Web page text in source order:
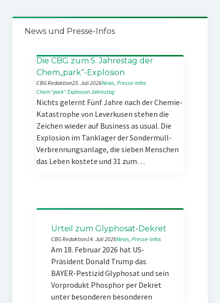
News und Presse-Infos
Die CBG zum 5. Jahrestag der
Chem„park“-Explosion
CBG Redaktion25. Juli 2026News, Presse-Infos
Chem“park“ExplosionJahrestag
Nichts gelernt Fünf Jahre nach der Chemie-
Katastrophe von Leverkusen stehen die
Zeichen wieder auf Business as usual. Die
Explosion im Tanklager der Sondermüll-
Verbrennungsanlage, die sieben Menschen
das Leben kostete und 31 zum…
Urteil zum Glyphosat-Dekret
CBG Redaktion14. Juli 2026News, Presse-Infos
Am 18. Februar 2026 hat US-
Präsident Donald Trump das
BAYER-Pestizid Glyphosat und sein
Vorprodukt Phosphor per Dekret
unter besonderen besonderen